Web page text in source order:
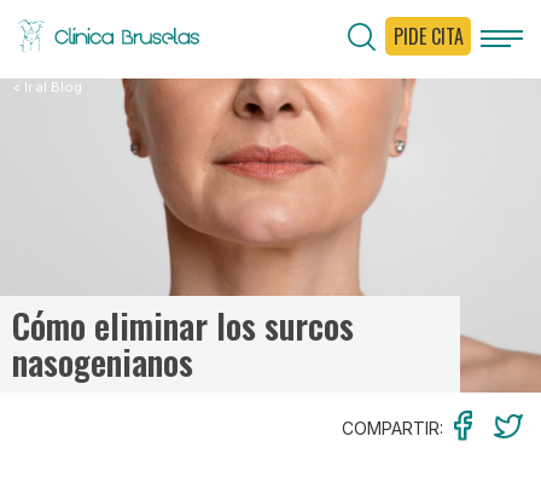
PIDE CITA
< Ir al Blog
Cómo eliminar los surcos
nasogenianos
COMPARTIR: